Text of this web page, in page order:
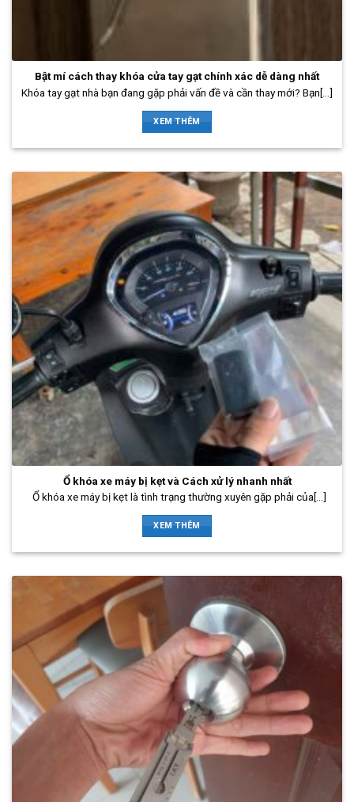
Bật mí cách thay khóa cửa tay gạt chính xác dễ dàng nhất
Khóa tay gạt nhà bạn đang gặp phải vấn đề và cần thay mới? Bạn[...]
XEM THÊM
Ổ khóa xe máy bị kẹt và Cách xử lý nhanh nhất
Ổ khóa xe máy bị kẹt là tình trạng thường xuyên gặp phải của[...]
XEM THÊM